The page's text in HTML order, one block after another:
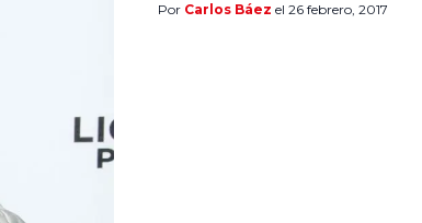
industria del entretenimiento de […]
Por Carlos Báez el 26 febrero, 2017